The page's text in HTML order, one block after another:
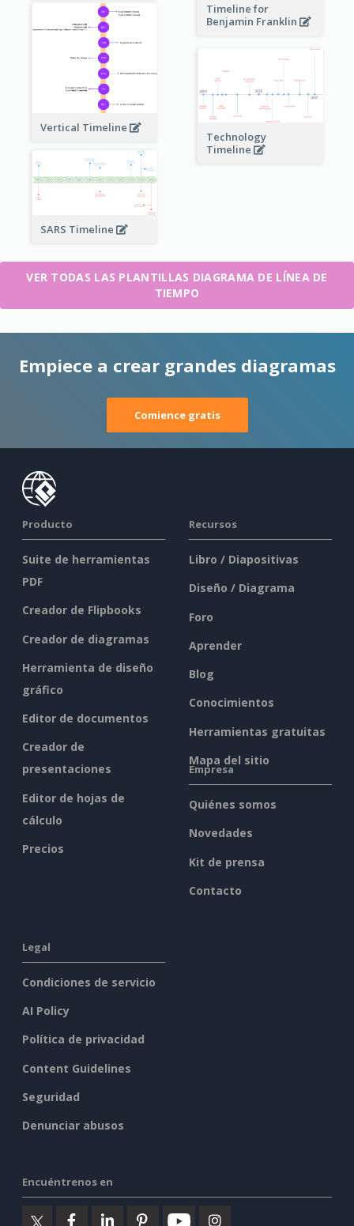
Timeline for
Benjamin Franklin
Vertical Timeline
Technology
Timeline
SARS Timeline
VER TODAS LAS PLANTILLAS DIAGRAMA DE LÍNEA DE
TIEMPO
Empiece a crear grandes diagramas
Comience gratis
Producto
Suite de herramientas
PDF
Creador de Flipbooks
Creador de diagramas
Herramienta de diseño
gráfico
Editor de documentos
Creador de
presentaciones
Editor de hojas de
cálculo
Precios
Recursos
Libro / Diapositivas
Diseño / Diagrama
Foro
Aprender
Blog
Conocimientos
Herramientas gratuitas
Mapa del sitio
Empresa
Quiénes somos
Novedades
Kit de prensa
Contacto
Legal
Condiciones de servicio
AI Policy
Política de privacidad
Content Guidelines
Seguridad
Denunciar abusos
Encuéntrenos en